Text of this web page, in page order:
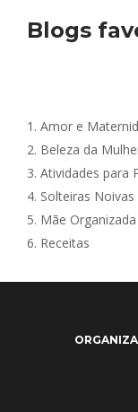
Blogs
1. Amor e
2. Beleza da
3. Atividades para
4. Solteiras Noivas
5. Mãe Organizada
6. Receitas